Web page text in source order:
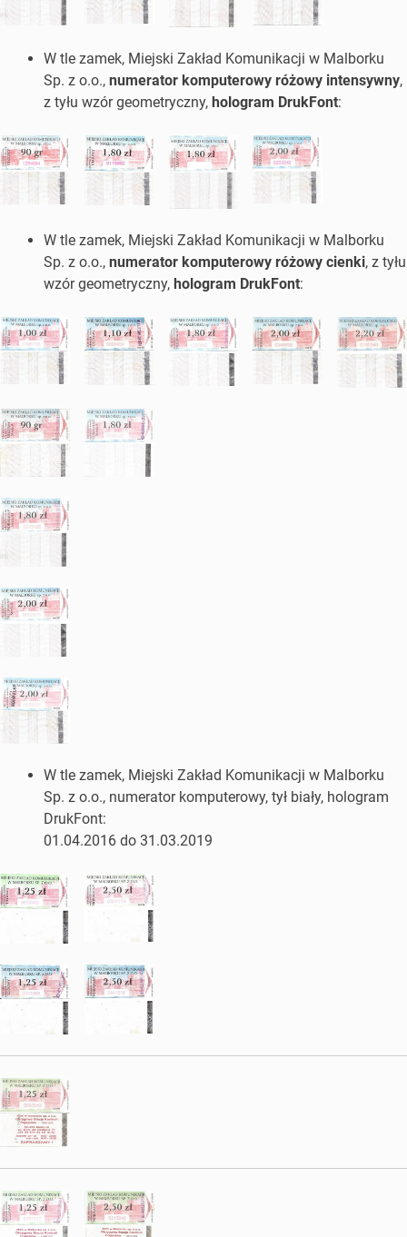
W tle zamek, Miejski Zakład Komunikacji w Malborku
Sp. z o.o., numerator komputerowy różowy intensywny,
z tyłu wzór geometryczny, hologram DrukFont:
W tle zamek, Miejski Zakład Komunikacji w Malborku
Sp. z o.o., numerator komputerowy różowy cienki, z tyłu
wzór geometryczny, hologram DrukFont:
W tle zamek, Miejski Zakład Komunikacji w Malborku
Sp. z o.o., numerator komputerowy, tył biały, hologram
DrukFont:
01.04.2016 do 31.03.2019